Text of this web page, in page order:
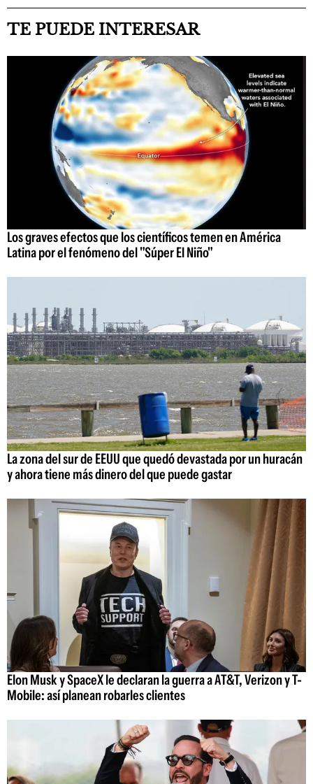
TE PUEDE INTERESAR
Los graves efectos que los científicos temen en América
Latina por el fenómeno del "Súper El Niño"
La zona del sur de EEUU que quedó devastada por un huracán
y ahora tiene más dinero del que puede gastar
Elon Musk y SpaceX le declaran la guerra a AT&T, Verizon y T-
Mobile: así planean robarles clientes